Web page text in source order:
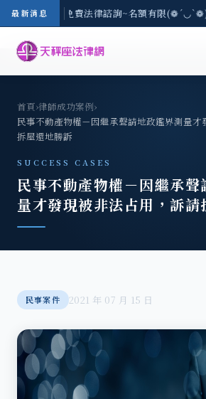
最新消息
8/3(一) 現場免費法律諮詢~名額有限
首頁›律師成功案例›
民事不動產物權－因繼承聲請地政鑑界測量才
拆屋還地勝訴
SUCCESS CASES
民事不動產物權－因繼承聲
量才發現被非法占用，訴請
民事案件 2021 年 07 月 15 日